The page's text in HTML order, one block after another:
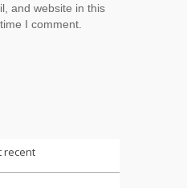
and website in this
I comment.
recent